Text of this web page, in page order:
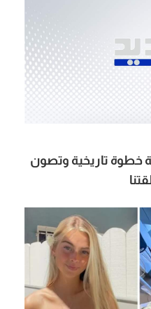
خطوة تاريخية وتصون